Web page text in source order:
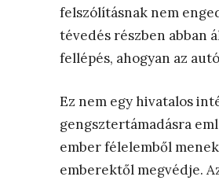
felszólításnak nem
tévedés részben abban
fellépés, ahogyan az
Ez nem egy hivatalos
gengsztertámadásra
ember félelemből
emberektől megvédje.